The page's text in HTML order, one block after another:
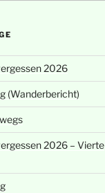
2026
(Wanderbericht)
2026 – Vierte